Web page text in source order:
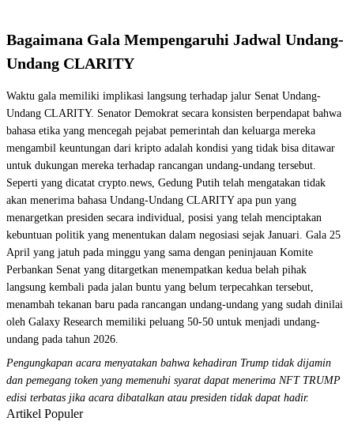
Bagaimana Gala Mempengaruhi Jadwal Undang-
Undang CLARITY
Waktu gala memiliki implikasi langsung terhadap jalur Senat Undang-
Undang CLARITY. Senator Demokrat secara konsisten berpendapat bahwa
bahasa etika yang mencegah pejabat pemerintah dan keluarga mereka
mengambil keuntungan dari kripto adalah kondisi yang tidak bisa ditawar
untuk dukungan mereka terhadap rancangan undang-undang tersebut.
Seperti yang dicatat crypto.news, Gedung Putih telah mengatakan tidak
akan menerima bahasa Undang-Undang CLARITY apa pun yang
menargetkan presiden secara individual, posisi yang telah menciptakan
kebuntuan politik yang menentukan dalam negosiasi sejak Januari. Gala 25
April yang jatuh pada minggu yang sama dengan peninjauan Komite
Perbankan Senat yang ditargetkan menempatkan kedua belah pihak
langsung kembali pada jalan buntu yang belum terpecahkan tersebut,
menambah tekanan baru pada rancangan undang-undang yang sudah dinilai
oleh Galaxy Research memiliki peluang 50-50 untuk menjadi undang-
undang pada tahun 2026.
Pengungkapan acara menyatakan bahwa kehadiran Trump tidak dijamin
dan pemegang token yang memenuhi syarat dapat menerima NFT TRUMP
edisi terbatas jika acara dibatalkan atau presiden tidak dapat hadir.
Artikel Populer